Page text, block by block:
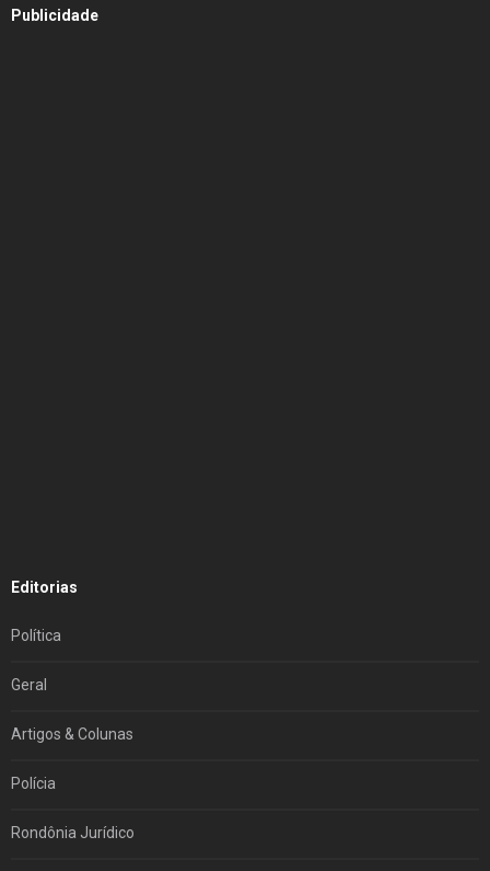
Publicidade
Editorias
Política
Geral
Artigos & Colunas
Polícia
Rondônia Jurídico